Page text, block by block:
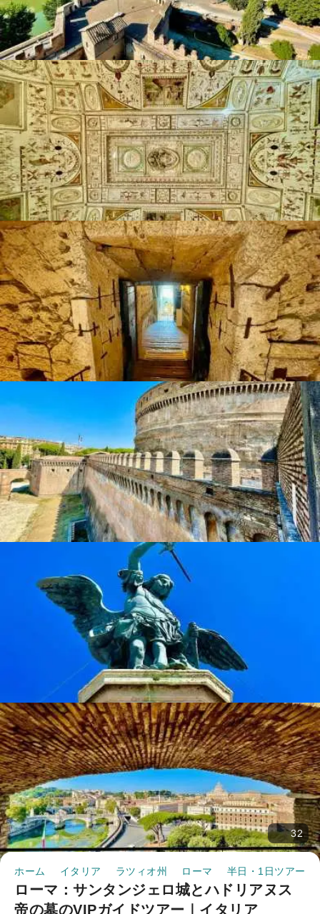
32
ホーム イタリア ラツィオ州 ローマ 半日・1日ツアー
ローマ：サンタンジェロ城とハドリアヌス
帝の墓のVIPガイドツアー｜イタリア